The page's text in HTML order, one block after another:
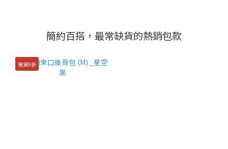
簡約百搭，最常缺貨的熱銷包款
現貨9折